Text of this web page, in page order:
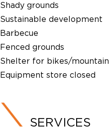
Shady grounds
Sustainable development
Barbecue
Fenced grounds
Shelter for bikes/
Equipment store closed
SERVICES